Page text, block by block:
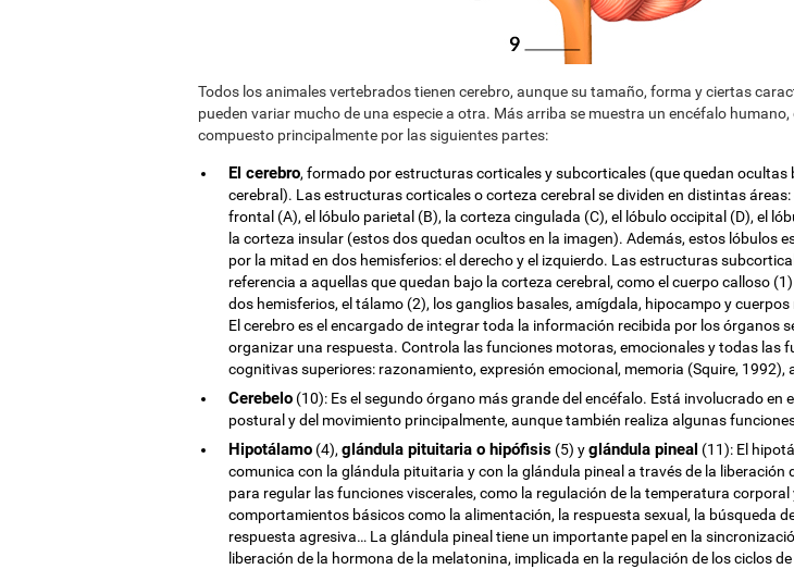
Todos los animales vertebrados tienen cerebro, aunque su tamaño, forma y ciertas
pueden variar mucho de una especie a otra. Más arriba se muestra un encéfalo humano,
compuesto principalmente por las siguientes partes:
El cerebro, formado por estructuras corticales y subcorticales (que quedan ocultas
cerebral). Las estructuras corticales o corteza cerebral se dividen en distintas áreas:
frontal (A), el lóbulo parietal (B), la corteza cingulada (C), el lóbulo occipital (D), el
la corteza insular (estos dos quedan ocultos en la imagen). Además, estos lóbulos
por la mitad en dos hemisferios: el derecho y el izquierdo. Las estructuras
referencia a aquellas que quedan bajo la corteza cerebral, como el cuerpo calloso
dos hemisferios, el tálamo (2), los ganglios basales, amígdala, hipocampo y
El cerebro es el encargado de integrar toda la información recibida por los órganos
organizar una respuesta. Controla las funciones motoras, emocionales y todas las
cognitivas superiores: razonamiento, expresión emocional, memoria (Squire, 1992),
Cerebelo (10): Es el segundo órgano más grande del encéfalo. Está involucrado en
postural y del movimiento principalmente, aunque también realiza algunas
Hipotálamo (4), glándula pituitaria o hipófisis (5) yglándula pineal (11): El
comunica con la glándula pituitaria y con la glándula pineal a través de la liberación
para regular las funciones viscerales, como la regulación de la temperatura corporal
comportamientos básicos como la alimentación, la respuesta sexual, la búsqueda
respuesta agresiva… La glándula pineal tiene un importante papel en la
liberación de la hormona de la melatonina, implicada en la regulación de los ciclos